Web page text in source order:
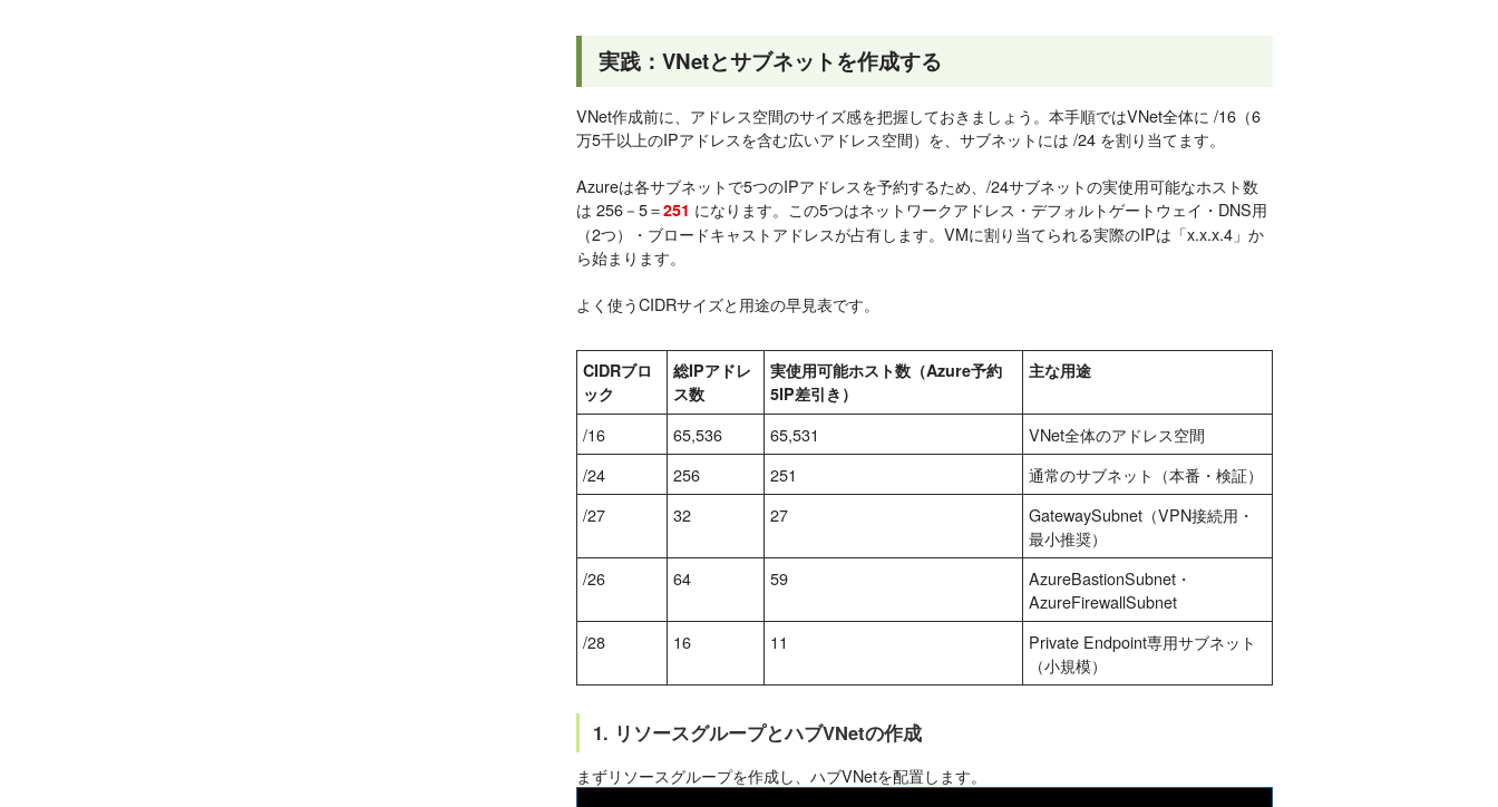
実践：VNetとサブネットを作成する
VNet作成前に、アドレス空間のサイズ感を把握しておきましょう。本手順ではVNet全体に /16（6
万5千以上のIPアドレスを含む広いアドレス空間）を、サブネットには /24 を割り当てます。
Azureは各サブネットで5つのIPアドレスを予約するため、/24サブネットの実使用可能なホスト数
は 256－5＝251 になります。この5つはネットワークアドレス・デフォルトゲートウェイ・DNS用
（2つ）・ブロードキャストアドレスが占有します。VMに割り当てられる実際のIPは「x.x.x.4」か
ら始まります。
よく使うCIDRサイズと用途の早見表です。
CIDRブロ
ック
総IPアドレ
ス数
実使用可能ホスト数（Azure予約
5IP差引き）
主な用途
/16 65,536 65,531
VNet全体のアドレス空間
/24
256 251
通常のサブネット（本番・検証）
/27
32 27
GatewaySubnet（VPN接続用・
最小推奨）
/26
64 59
AzureBastionSubnet・
AzureFirewallSubnet
/28
16 11
Private Endpoint専用サブネット
（小規模）
1. リソースグループとハブVNetの作成
まずリソースグループを作成し、ハブVNetを配置します。